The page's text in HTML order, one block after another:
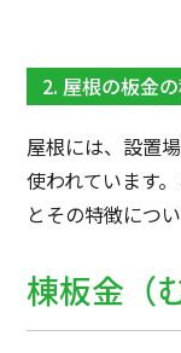
2. 屋根の板金
屋根には、設置
使われています
とその特徴につ
棟板金（